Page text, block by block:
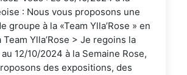
: Nous vous proposons une
groupe à la «Team Ylla’Rose » en
Ylla’Rose > Je regoins la
12/10/2024 à la Semaine Rose,
des expositions, des